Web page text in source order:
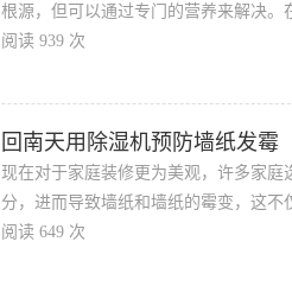
根源，但可以通过专门的营养来解决
阅读 939 次
回南天用除湿机预防墙纸发霉
现在对于家庭装修更为美观，许多家
分，进而导致墙纸和墙纸的霉变，这
阅读 649 次